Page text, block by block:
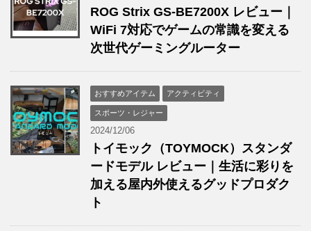
ROG Strix GS-BE7200X レビュー｜
WiFi 7対応でゲームの常識を変える
次世代ゲーミングルーター
おすすめアイテム アクティビティ
スポーツ・レジャー
2024/12/06
トイモック（TOYMOCK）スタンダ
ードモデル レビュー｜生活に彩りを
加える屋内外使えるグッドプロダク
ト